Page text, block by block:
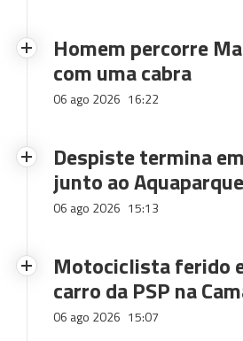
Homem percorre
com uma cabra
06 ago 2026 16:22
Despiste termina
junto ao Aquaparque
06 ago 2026 15:13
Motociclista ferido
carro da PSP na
06 ago 2026 15:07